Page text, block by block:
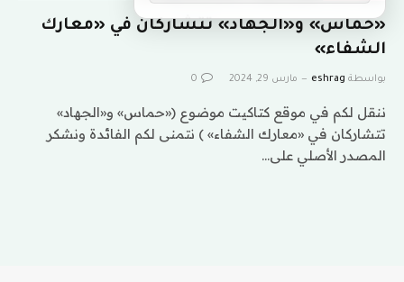
«حماس» و«الجهاد» تتشاركان في «معارك
الشفاء»
بواسطة eshrag مارس 29, 2024 0
ننقل لكم في موقع كتاكيت موضوع («حماس» و«الجهاد»
تتشاركان في «معارك الشفاء» ) نتمنى لكم الفائدة ونشكر
المصدر الأصلي على…